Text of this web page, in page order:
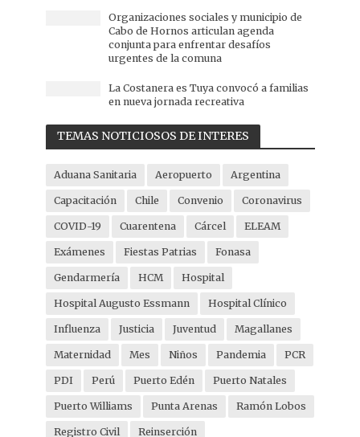
Organizaciones sociales y municipio de
Cabo de Hornos articulan agenda
conjunta para enfrentar desafíos
urgentes de la comuna
La Costanera es Tuya convocó a familias
en nueva jornada recreativa
TEMAS NOTICIOSOS DE INTERES
Aduana Sanitaria Aeropuerto Argentina
Capacitación Chile Convenio Coronavirus
COVID-19 Cuarentena Cárcel ELEAM
Exámenes Fiestas Patrias Fonasa
Gendarmería HCM Hospital
Hospital Augusto Essmann Hospital Clínico
Influenza Justicia Juventud Magallanes
Maternidad Mes Niños Pandemia PCR
PDI Perú Puerto Edén Puerto Natales
Puerto Williams Punta Arenas Ramón Lobos
Registro Civil Reinserción